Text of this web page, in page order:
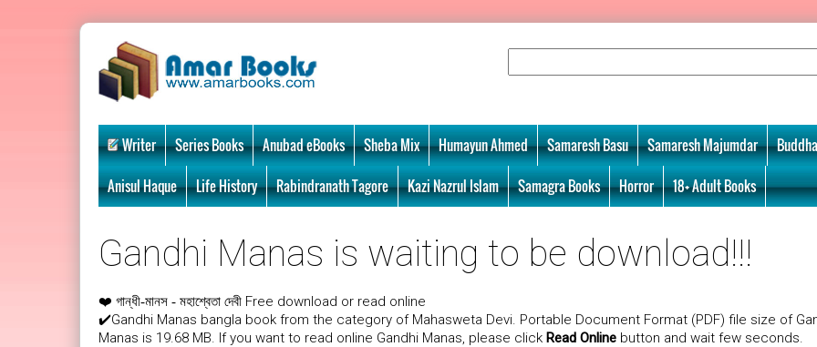
Writer Series Books Anubad eBooks Sheba Mix Humayun Ahmed Samaresh Basu Samaresh Majumdar
Anisul Haque Life History Rabindranath Tagore Kazi Nazrul Islam Samagra Books Horror 18+ Adult Books
Gandhi Manas is waiting to be download!!!
❤️ গান্ধী-মানস - মহাশ্বেতা দেবী Free download or read online
✔️Gandhi Manas bangla book from the category of Mahasweta Devi. Portable Document Format (PDF) file size of
Manas is 19.68 MB. If you want to read online Gandhi Manas, please click Read Online button and wait few seconds.